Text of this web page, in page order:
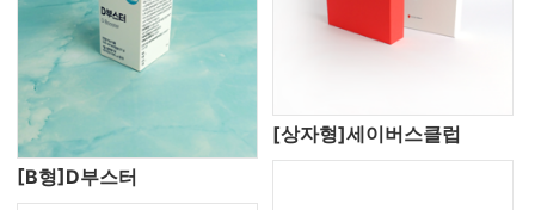
[B형]D부스터
[상자형]세이버스클럽